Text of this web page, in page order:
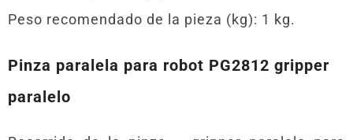
Peso recomendado de la pieza (kg): 1 kg.
Pinza paralela para robot PG2812 gripper
paralelo